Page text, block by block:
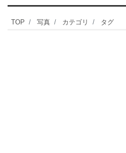
TOP 写真 カテゴリ タグ